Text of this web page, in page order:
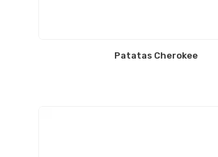
Patatas Cherokee